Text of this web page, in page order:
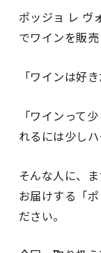
ポッジョ レ ヴ
でワインを販売
「ワインは好
「ワインって
れるには少しハ
そんな人に、
お届けする「
ださい。